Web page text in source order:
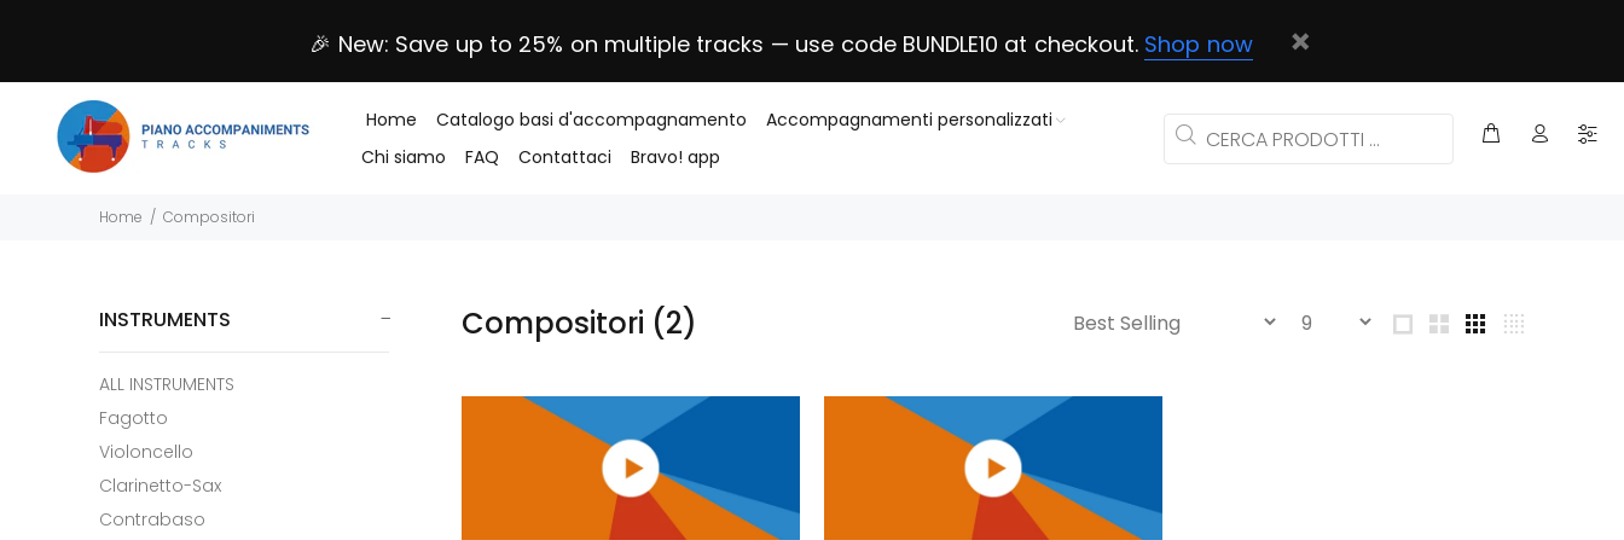
🎉 New: Save up to 25% on multiple tracks — use code BUNDLE10 at checkout. Shop now
Home Catalogo basi d'accompagnamento
Accompagnamenti personalizzati
Chi siamo
FAQ Contattaci Bravo! app
Home Compositori
INSTRUMENTS
ALL INSTRUMENTS
Fagotto
Violoncello
Clarinetto-Sax
Contrabaso
Compositori (2)